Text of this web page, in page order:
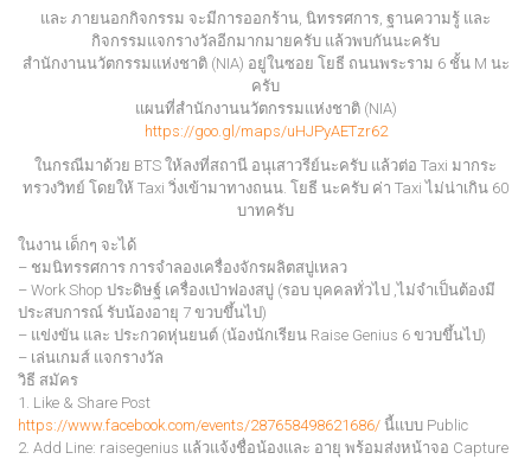
และ ภายนอกกิจกรรม จะมีการออกร้าน, นิทรรศการ, ฐานความรู้ และ
กิจกรรมแจกรางวัลอีกมากมายครับ แล้วพบกันนะครับ
สำนักงานนวัตกรรมแห่งชาติ (NIA) อยู่ในซอย โยธี ถนนพระราม 6 ชั้น M นะ
ครับ
แผนที่สำนักงานนวัตกรรมแห่งชาติ (NIA)
https://goo.gl/maps/uHJPyAETzr62
ในกรณีมาด้วย BTS ให้ลงที่สถานี อนุเสาวรีย์นะครับ แล้วต่อ Taxi มากระ
ทรวงวิทย์ โดยให้ Taxi วิ่งเข้ามาทางถนน. โยธี นะครับ ค่า Taxi ไม่น่าเกิน 60
บาทครับ
ในงาน เด็กๆ จะได้
– ชมนิทรรศการ การจำลองเครื่องจักรผลิตสบู่เหลว
– Work Shop ประดิษฐ์ เครื่องเป่าฟองสบู่ (รอบ บุคคลทั่วไป ,ไม่จำเป็นต้องมี
ประสบการณ์ รับน้องอายุ 7 ขวบขึ้นไป)
– แข่งขัน และ ประกวดหุ่นยนต์ (น้องนักเรียน Raise Genius 6 ขวบขึ้นไป)
– เล่นเกมส์ แจกรางวัล
วิธี สมัคร
1. Like & Share Post
https://www.facebook.com/events/287658498621686/ นี้แบบ Public
2. Add Line: raisegenius แล้วแจ้งชื่อน้องและ อายุ พร้อมส่งหน้าจอ Capture